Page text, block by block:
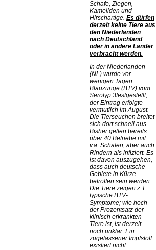
Schafe, Ziegen,
Kameliden und
Hirschartige. Es dürfen
derzeit keine Tiere aus
den Niederlanden
nach Deutschland
oder in andere Länder
verbracht werden.
In der Niederlanden
(NL) wurde vor
wenigen Tagen
Blauzunge (BTV) vom
Serotyp 3festgestellt,
der Eintrag erfolgte
vermutlich im August.
Die Tierseuchen breitet
sich dort schnell aus.
Bisher gelten bereits
über 40 Betriebe mit
v.a. Schafen, aber auch
Rindern als infiziert. Es
ist davon auszugehen,
dass auch deutsche
Gebiete in Kürze
betroffen sein werden.
Die Tiere zeigen z.T.
typische BTV-
Symptome; wie hoch
der Prozentsatz der
klinisch erkrankten
Tiere ist, ist derzeit
noch unklar. Ein
zugelassener Impfstoff
existiert nicht.